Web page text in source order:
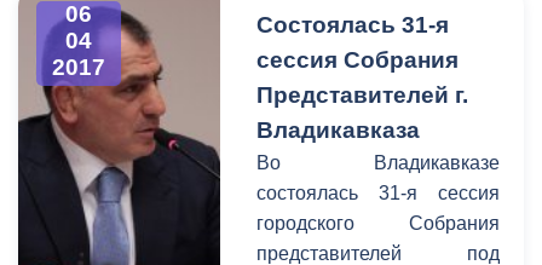
Владикавказской и
Аланской епархии
протоиерей Георгий,
представители городской
администрации и
общественных
организаций.
районов Магомет
Дударов и Казбек Алагов,
руководитель управления
архитектуры и
градостроительства Валерий
Шотаев, благоустройства,
озеленения и санитарной
очистки Сослан Бицоев,
06
04
2017
Состоялась 31-я
сессия Собрания
Представителей г.
Владикавказа
Во Владикавказе
состоялась 31-я сессия
городского Собрания
представителей под